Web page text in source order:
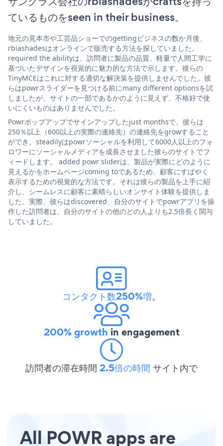
ているものをseen in their business。
地元の見本市や工芸品ショーでのgettingビジネスの数か月後、
rbiashadesはオンラインで販売する方法を探していました。
required the abilityは、訪問者に製品の品質、軽量で人間工学に
基づいたデザインを視覚的に魅力的な方法で示します。彼らの
TinyMCEはこれに対する適切な解決策を提供しませんでした。彼
らはpowrスライダーを見つける前にmany different optionsを試
しましたが、サイトの一部であるかのように見えず、不格好で使
いにくいものはありませんでした。
Powrポップアップでサインアップしたjust monthsで、彼らは
250％以上（600以上の実際の連絡先）の連絡先をgrowすること
ができ、steadilyはpowrソーシャルを利用して6000人以上のフォ
ロワーにソーシャルメディアを成長させました彼らのサイトでフ
ィードします。 added powr sliderは、製品が実際にどのように
見えるかをホームページcoming toであるため、顧客にすばやく
表示するための視覚的な方法です。それは彼らの製品を上手に紹
介し、シームレスに顧客に素晴らしいオンサイト体験を提供しま
した。実際、彼らはdiscovered、自分のサイトでpowrアプリを操
作した訪問者は、自分のサイトの他のどの人よりも2.5倍長く関与
していました。
コンタクト数250%増。
200% growth in engagement
訪問者の滞在時間 2.5倍の時間 サイト内で
All POWR apps are